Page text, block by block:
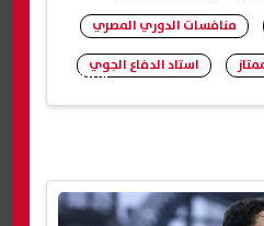
شارك
منافسات الدوري المصري
استاد الدفاع الجوي